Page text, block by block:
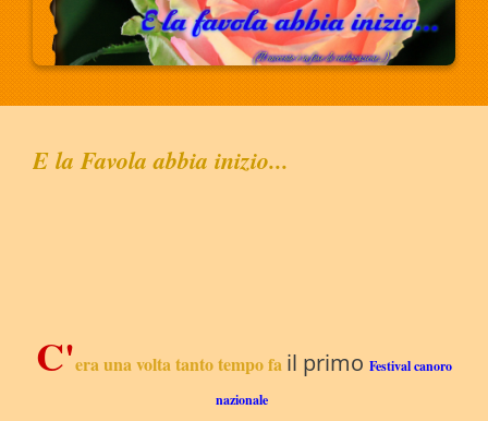
E la Favola abbia inizio...
C'era una volta tanto tempo fa il primo Festival canoro
nazionale